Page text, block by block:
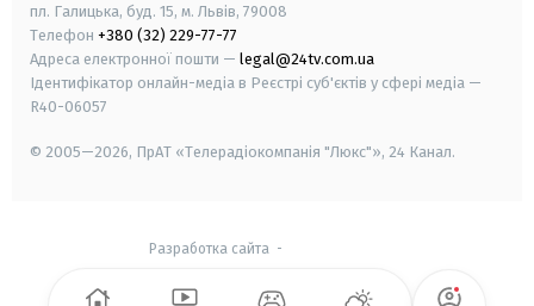
пл. Галицька, буд. 15, м. Львів, 79008
Телефон +380 (32) 229-77-77
Адреса електронної пошти — legal@24tv.com.ua
Ідентифікатор онлайн-медіа в Реєстрі суб'єктів у сфері медіа —
R40-06057
© 2005—2026, ПрАТ «Телерадіокомпанія "Люкс"», 24 Канал.
Разработка сайта -